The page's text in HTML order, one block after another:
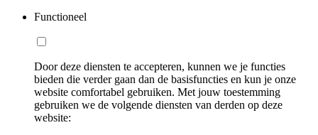
Functioneel
Door deze diensten te accepteren, kunnen we je functies
bieden die verder gaan dan de basisfuncties en kun je onze
website comfortabel gebruiken. Met jouw toestemming
gebruiken we de volgende diensten van derden op deze
website: